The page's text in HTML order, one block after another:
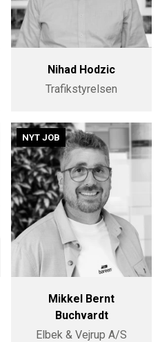
Nihad Hodzic
Trafikstyrelsen
NYT JOB
Mikkel Bernt
Buchvardt
Elbek & Vejrup A/S